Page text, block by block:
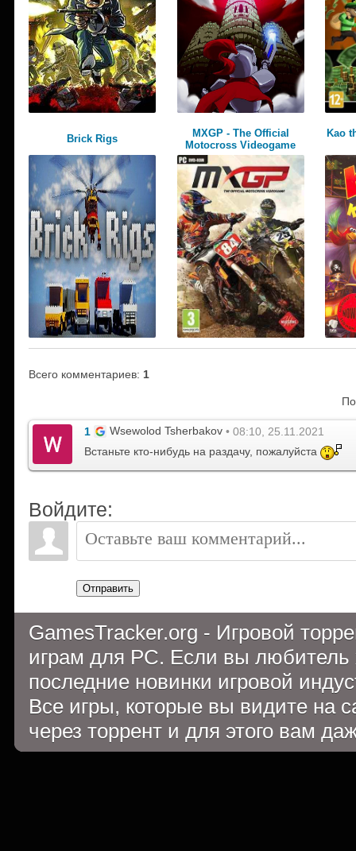
Brick Rigs
MXGP - The Official
Motocross Videogame
Kao
Всего комментариев: 1
1 Wsewolod Tsherbakov • 08:10, 25.11.2021
Встаньте кто-нибудь на раздачу, пожалуйста
Войдите:
Отправить
GamesTracker.org - Игровой
играм для PC. Если вы
последние новинки игровой
Все игры, которые вы видите на
через торрент и для этого вам